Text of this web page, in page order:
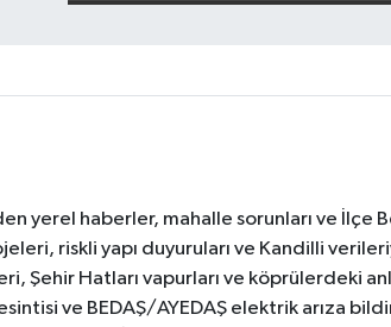
yerel haberler, mahalle sorunları ve İlçe
riskli yapı duyuruları ve Kandilli
Şehir Hatları vapurları ve köprülerdeki
ve BEDAŞ/AYEDAŞ elektrik arıza